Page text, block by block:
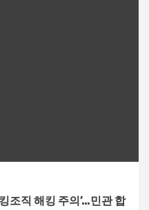
조직 해킹 주의’…민관 합